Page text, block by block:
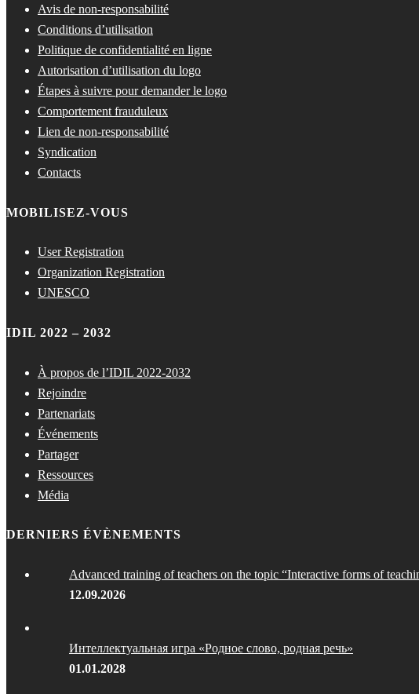
Avis de non-responsabilité
Conditions d’utilisation
Politique de confidentialité en ligne
Autorisation d’utilisation du logo
Étapes à suivre pour demander le logo
Comportement frauduleux
Lien de non-responsabilité
Syndication
Contacts
MOBILISEZ-VOUS
User Registration
Organization Registration
UNESCO
IDIL 2022 – 2032
À propos de l’IDIL 2022-2032
Rejoindre
Partenariats
Événements
Partager
Ressources
Média
DERNIERS ÉVÈNEMENTS
Advanced training of teachers on the topic “Interactive forms of
12.09.2026
Интеллектуальная игра «Родное слово, родная речь»
01.01.2028